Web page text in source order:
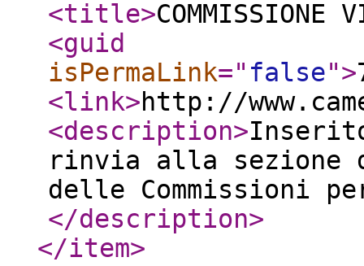
<title>COMMISSIONE
<guid
isPermaLink=" false">
<link>http://
<description>
rinvia alla sezione
delle Commissioni
</description>
</item>